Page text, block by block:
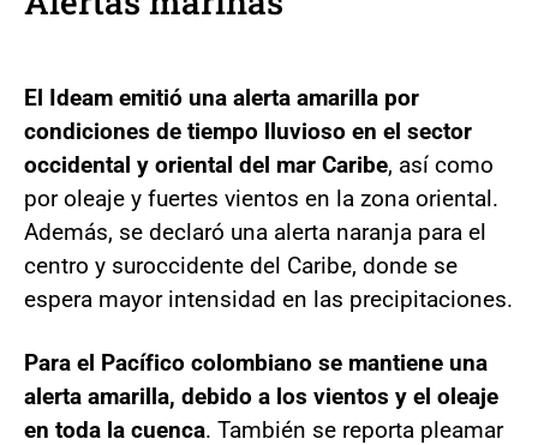
El Ideam emitió una alerta amarilla por
condiciones de tiempo lluvioso en el sector
occidental y oriental del mar Caribe, así como
por oleaje y fuertes vientos en la zona oriental.
Además, se declaró una alerta naranja para el
centro y suroccidente del Caribe, donde se
espera mayor intensidad en las precipitaciones.
Para el Pacífico colombiano se mantiene una
alerta amarilla, debido a los vientos y el oleaje
en toda la cuenca. También se reporta pleamar